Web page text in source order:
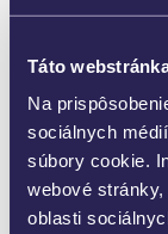
Táto
Na
sociálnych
súbory cookie.
webové
oblasti
audit odhalí
energie,
optimalizuje
Výsledkom je
poskytne